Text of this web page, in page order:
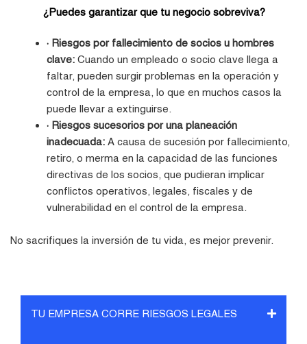
¿Puedes garantizar que tu negocio sobreviva?
· Riesgos por fallecimiento de socios u hombres
clave: Cuando un empleado o socio clave llega a
faltar, pueden surgir problemas en la operación y
control de la empresa, lo que en muchos casos la
puede llevar a extinguirse.
· Riesgos sucesorios por una planeación
inadecuada: A causa de sucesión por fallecimiento,
retiro, o merma en la capacidad de las funciones
directivas de los socios, que pudieran implicar
conflictos operativos, legales, fiscales y de
vulnerabilidad en el control de la empresa.
No sacrifiques la inversión de tu vida, es mejor prevenir.
TU EMPRESA CORRE RIESGOS LEGALES